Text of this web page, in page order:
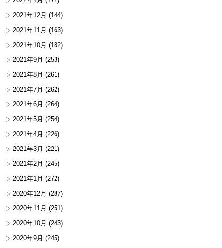
2021年12月 (144)
2021年11月 (163)
2021年10月 (182)
2021年9月 (253)
2021年8月 (261)
2021年7月 (262)
2021年6月 (264)
2021年5月 (254)
2021年4月 (226)
2021年3月 (221)
2021年2月 (245)
2021年1月 (272)
2020年12月 (287)
2020年11月 (251)
2020年10月 (243)
2020年9月 (245)